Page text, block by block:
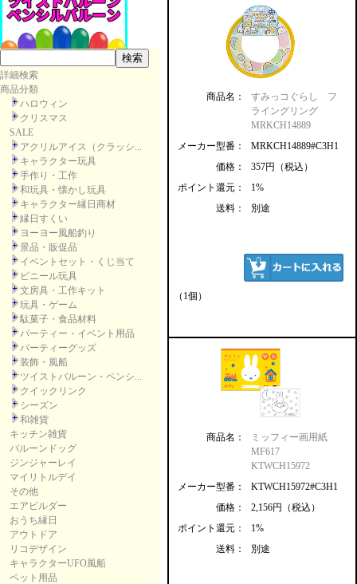
詳細検索
商品分類
ハロウィン
クリスマス
SALE
アクリルアイス（クラッシ...
キャラクター玩具
手作り・工作
和玩具・懐かし玩具
キャラクター縁日商材
縁日すくい
ヨーヨー風船釣り
景品・販促品
イベントセット・くじ当て
ビニール玩具
文房具・工作キット
玩具・ゲーム
駄菓子・食品材料
パーティー・イベント用品
パーティーグッズ
装飾・風船
ツイストバルーン・ペンシ...
クイックリンク
シーズン
和雑貨
キッチン雑貨
バルーンドッグ
ジンジャーレイ
マイリトルデイ
その他
エアビルダー
おうち縁日
アウトドア
リコデザイン
キャラクターUFO風船
ペット用品
商品名：
すみっコぐらし フ
ライングリング
MRKCH14889
メーカー型番：
MRKCH14889#C3H1
価格：
357円（税込）
ポイント還元：
1%
送料：
別途
（1個）
商品名：
ミッフィー画用紙
MF617
KTWCH15972
メーカー型番：
KTWCH15972#C3H1
価格：
2,156円（税込）
ポイント還元：
1%
送料：
別途